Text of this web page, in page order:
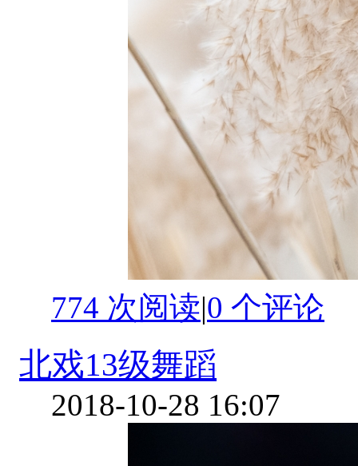
774 次阅读|0 个评论
北戏13级舞蹈
2018-10-28 16:07